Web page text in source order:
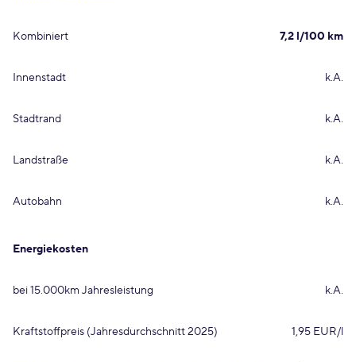
Kombiniert 7,2 l/100 km
Innenstadt k.A.
Stadtrand k.A.
Landstraße k.A.
Autobahn k.A.
Energiekosten
bei 15.000km Jahresleistung k.A.
Kraftstoffpreis (Jahresdurchschnitt 2025) 1,95 EUR/l